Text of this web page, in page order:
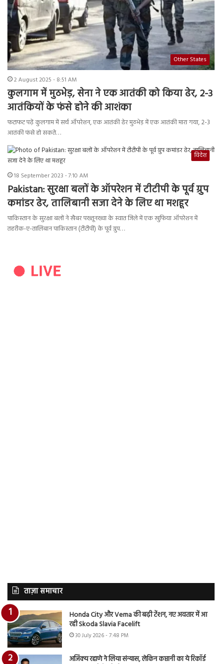
Other States
2 August 2025 - 8:51 AM
कुलगाम में मुठभेड़, सेना ने एक आतंकी को किया ढेर, 2-3
आतंकियों के फंसे होने की आशंका
फटाफट पढ़ें कुलगाम में सर्च ऑपरेशन, एक आतंकी ढेर मुठभेड़ में एक आतंकी मारा गया, 2-3
आतंकी फंसे हो सकते…
विदेश
18 September 2023 - 7:10 AM
Pakistan: सुरक्षा बलों के ऑपरेशन में टीटीपी के पूर्व ग्रुप
कमांडर ढेर, तालिबानी सजा देने के लिए था मशहूर
पाकिस्तान के सुरक्षा बलों ने खैबर पख्तूनख्वा के स्वात जिले में एक खुफिया ऑपरेशन में
तहरीक-ए-तालिबान पाकिस्तान (टीटीपी) के पूर्व ग्रुप…
ताज़ा समाचार
Honda City और Verna की बढ़ी टेंशन, नए अवतार में आ
रही Skoda Slavia Facelift
30 July 2026 - 7:48 PM
अजिंक्य रहाणे ने लिया संन्यास, लेकिन कप्तानी का ये रिकॉर्ड